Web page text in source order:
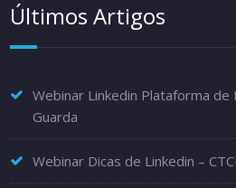
Últimos Artigos
Webinar Linkedin Plataforma de
Guarda
Webinar Dicas de Linkedin –